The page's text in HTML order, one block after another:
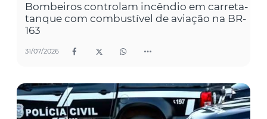
Bombeiros controlam incêndio em carreta-
tanque com combustível de aviação na BR-
163
31/07/2026